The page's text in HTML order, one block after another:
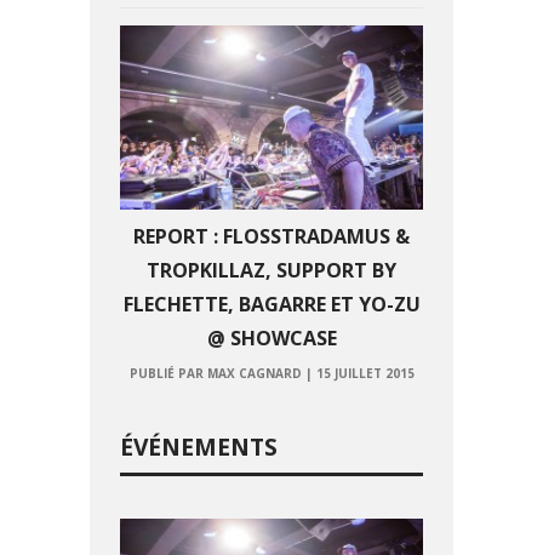
REPORT : FLOSSTRADAMUS &
TROPKILLAZ, SUPPORT BY
FLECHETTE, BAGARRE ET YO-ZU
@ SHOWCASE
PUBLIÉ PAR MAX CAGNARD | 15 JUILLET 2015
ÉVÉNEMENTS